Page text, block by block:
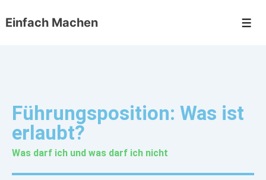
Einfach Machen
Führungsposition: Was ist
erlaubt?
Was darf ich und was darf ich nicht